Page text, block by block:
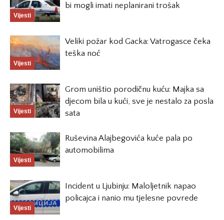
Vijesti
bi mogli imati neplanirani trošak
Vijesti
Veliki požar kod Gacka: Vatrogasce čeka
teška noć
Vijesti
Grom uništio porodičnu kuću: Majka sa
djecom bila u kući, sve je nestalo za posla
sata
Vijesti
Ruševina Alajbegovića kuće pala po
automobilima
Vijesti
Incident u Ljubinju: Maloljetnik napao
policajca i nanio mu tjelesne povrede